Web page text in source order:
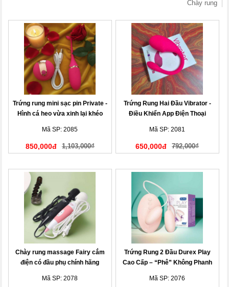
Chày rung
Trứng rung mini sạc pin Private -
Hình cá heo vừa xinh lại khéo
Mã SP: 2085
850,000đ 1,103,000₫
Trứng Rung Hai Đầu Vibrator -
Điều Khiển App Điện Thoại
Mã SP: 2081
650,000đ 792,000₫
Chày rung massage Fairy cắm
điện có đầu phụ chính hãng
Mã SP: 2078
Trứng Rung 2 Đầu Durex Play
Cao Cấp – “Phê” Không Phanh
Mã SP: 2076